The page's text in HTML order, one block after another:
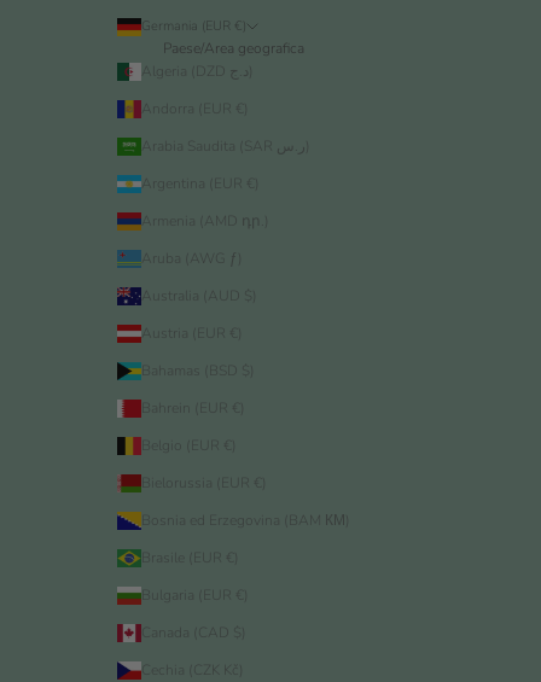
Germania (EUR €)
Paese/Area geografica
Andorra (EUR €)
Argentina (EUR €)
Armenia (AMD դր.)
Aruba (AWG ƒ)
Australia (AUD $)
Austria (EUR €)
Bahamas (BSD $)
Bahrein (EUR €)
Belgio (EUR €)
Bielorussia (EUR €)
Bosnia ed Erzegovina (BAM КМ)
Brasile (EUR €)
Bulgaria (EUR €)
Canada (CAD $)
Cechia (CZK Kč)